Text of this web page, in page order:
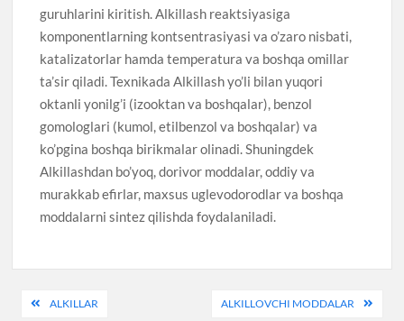
guruhlarini kiritish. Alkillash reaktsiyasiga
komponentlarning kontsentrasiyasi va o’zaro nisbati,
katalizatorlar hamda temperatura va boshqa omillar
ta’sir qiladi. Texnikada Alkillash yo’li bilan yuqori
oktanli yonilg’i (izooktan va boshqalar), benzol
gomologlari (kumol, etilbenzol va boshqalar) va
ko’pgina boshqa birikmalar olinadi. Shuningdek
Alkillashdan bo’yoq, dorivor moddalar, oddiy va
murakkab efirlar, maxsus uglevodorodlar va boshqa
moddalarni sintez qilishda foydalaniladi.
PostALKILLAR ALKILLOVCHI MODDALAR